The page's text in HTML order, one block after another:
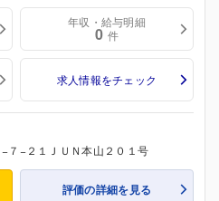
年収・給与明細
0 件
求人情報をチェック
７−２１ＪＵＮ本山２０１号
評価の詳細を見る